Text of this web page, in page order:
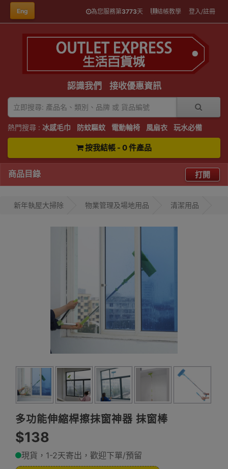
Eng 為您服務第3773天 結帳教學 登入/註冊
認識我們 接收優惠資訊
熱門搜尋 : 冰感毛巾 防蚊驅蚊 電動輪椅 風扇衣 玩水必備
按我結帳 - 0 件產品
商品目錄 打開
新年執屋大掃除 物業管理及場地用品 清潔用品
多功能伸縮桿擦抹窗神器 抹窗棒
$138
現貨，1-2天寄出，歡迎下單/預留